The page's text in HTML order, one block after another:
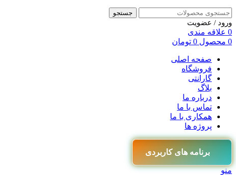
جستجو
ورود / عضویت
0 علاقه مندی
0 محصول 0 تومان
صفحه اصلی
فروشگاه
گارانتی
بلاگ
درباره ما
تماس با ما
همکاری با ما
پروژه ها
برنامه های کاربردی
منو